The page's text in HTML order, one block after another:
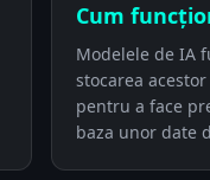
Cum
Modelele de IA
stocarea
pentru a face
baza unor date